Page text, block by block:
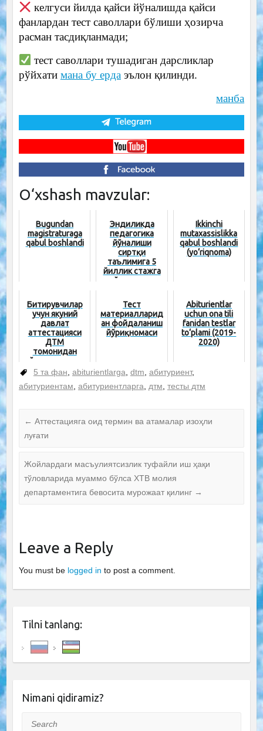
келгуси йилда қайси йўналишда қайси
фанлардан тест саволлари бўлиши ҳозирча
расман тасдиқланмади;
тест саволлари тушадиган дарсликлар
рўйхати мана бу ердаэълон қилинди.
манба
O‘xshash mavzular:
Bugundan
magistraturaga
qabul boshlandi
Эндиликда
педагогика
йўналиши
сиртқи
таълимига 5
йиллик стажга
эга ўқитувчилар
Ikkinchi
mutaxassislikka
qabul boshlandi
(yo‘riqnoma)
Битирувчилар
учун якуний
давлат
аттестацияси
ДТМ
томонидан
ўтказилади -
қарор лойиҳаси
Тест
материалларид
ан фойдаланиш
йўриқномаси
Abiturientlar
uchun ona tili
fanidan testlar
to‘plami (2019-
2020)
5 та фан, abiturientlarga, dtm, абитуриент,
абитуриентам, абитуриентларга, дтм, тесты дтм
← Аттестацияга оид термин ва атамалар изоҳли
луғати
Жойлардаги масъулиятсизлик туфайли иш ҳақи
тўловларида муаммо бўлса ХТВ молия
департаментига бевосита мурожаат қилинг →
Leave a Reply
You must be logged in to post a comment.
Tilni tanlang:
Nimani qidiramiz?
Search